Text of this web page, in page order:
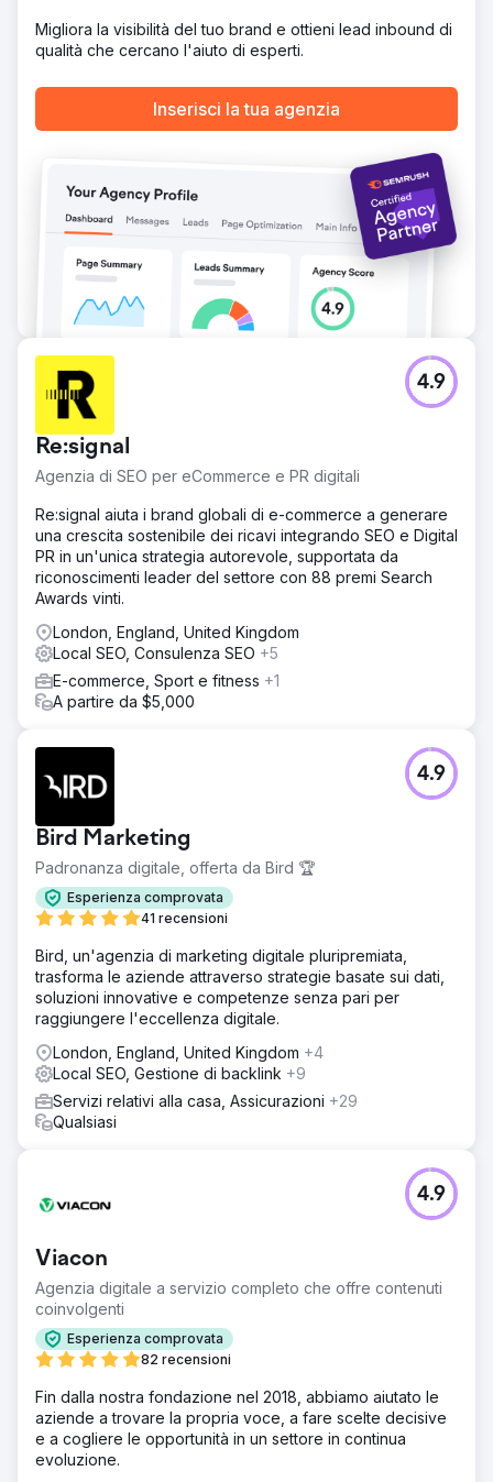
notevole aumento e i backlink ad alta autorità sono
cresciuti considerevolmente. Rye House ha
Migliora la visibilità del tuo brand e ottieni lead inbound di
qualità che cercano l'aiuto di esperti.
Inserisci la tua agenzia
Re:signal
Agenzia di SEO per eCommerce e PR digitali
4.9
Re:signal aiuta i brand globali di e-commerce a generare
una crescita sostenibile dei ricavi integrando SEO e Digital
PR in un'unica strategia autorevole, supportata da
riconoscimenti leader del settore con 88 premi Search
Awards vinti.
London, England, United Kingdom
Local SEO, Consulenza SEO +5
E-commerce, Sport e fitness +1
A partire da $5,000
Bird Marketing
Padronanza digitale, offerta da Bird 🏆
Esperienza comprovata
41 recensioni
4.9
Bird, un'agenzia di marketing digitale pluripremiata,
trasforma le aziende attraverso strategie basate sui dati,
soluzioni innovative e competenze senza pari per
raggiungere l'eccellenza digitale.
London, England, United Kingdom +4
Local SEO, Gestione di backlink +9
Servizi relativi alla casa, Assicurazioni +29
Qualsiasi
Viacon
Agenzia digitale a servizio completo che offre contenuti
coinvolgenti
Esperienza comprovata
82 recensioni
4.9
Fin dalla nostra fondazione nel 2018, abbiamo aiutato le
aziende a trovare la propria voce, a fare scelte decisive
e a cogliere le opportunità in un settore in continua
evoluzione.